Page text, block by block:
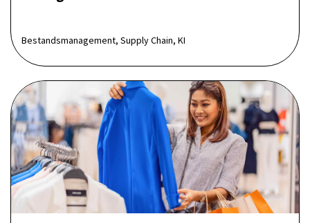
Bestandsmanagement, Supply Chain, KI